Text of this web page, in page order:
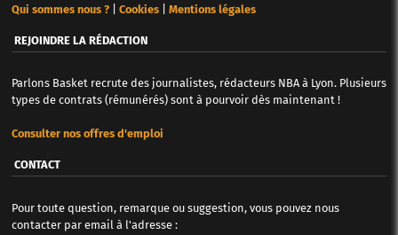
Qui sommes nous ?| Cookies| Mentions légales
REJOINDRE LA RÉDACTION
Parlons Basket recrute des journalistes, rédacteurs NBA à Lyon. Plusieurs
types de contrats (rémunérés) sont à pourvoir dès maintenant !
Consulter nos offres d'emploi
CONTACT
Pour toute question, remarque ou suggestion, vous pouvez nous
contacter par email à l'adresse :